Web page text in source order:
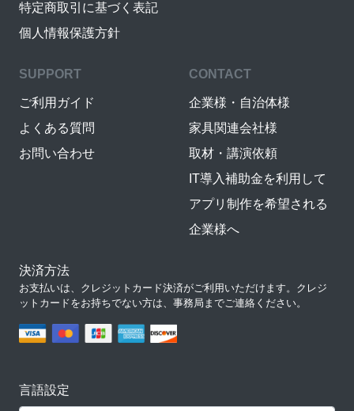
特定商取引に基づく表記
個人情報保護方針
SUPPORT
ご利用ガイド
よくある質問
お問い合わせ
CONTACT
企業様・自治体様
家具関連会社様
取材・講演依頼
IT導入補助金を利用して
アプリ制作を希望される
企業様へ
決済方法
お支払いは、クレジットカード決済がご利用いただけます。クレジ
ットカードをお持ちでない方は、事務局までご連絡ください。
言語設定